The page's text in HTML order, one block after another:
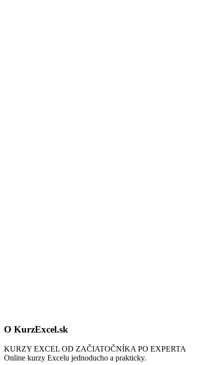
O KurzExcel.sk
KURZY EXCEL OD ZAČIATOČNÍKA PO EXPERTA
Online kurzy Excelu jednoducho a prakticky.